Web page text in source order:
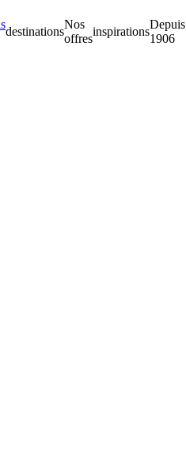
destinations
Nos
offres
inspirations
Depuis
1906